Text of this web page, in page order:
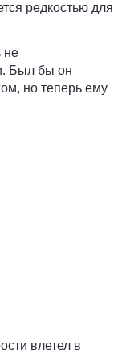
редкостью для
не
Был бы он
но теперь ему
влетел в